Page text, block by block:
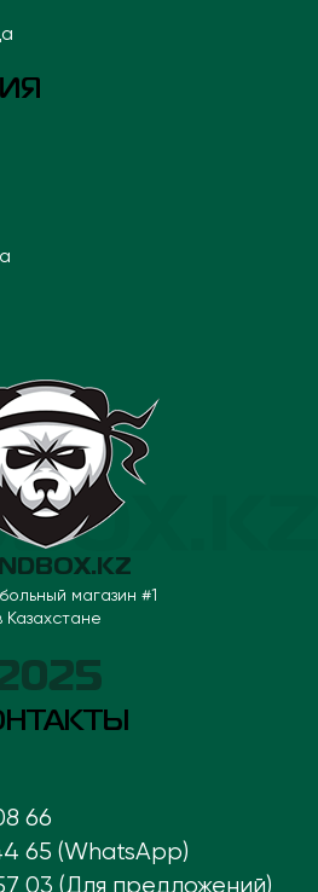
магазин #1
Казахстане
66
65 (WhatsApp)
03 (Для предложений)